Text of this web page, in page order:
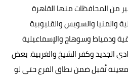
من المحافظات منها القاهرة
والمنيا والسويس والقليوبية
ودمياط وسوهاج والإسماعيلية
الجديد وكفر الشيخ والغربية. بعض
تُقبل ضمن نطاق الفرع حتى لو